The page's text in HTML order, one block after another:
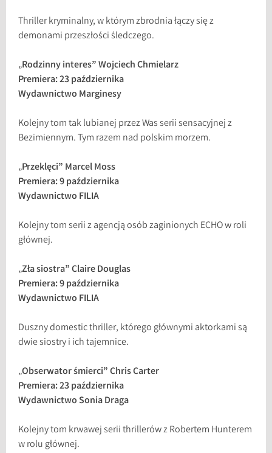
Thriller kryminalny, w którym zbrodnia łączy się z
demonami przeszłości śledczego.
„Rodzinny interes” Wojciech Chmielarz
Premiera: 23 października
Wydawnictwo Marginesy
Kolejny tom tak lubianej przez Was serii sensacyjnej z
Bezimiennym. Tym razem nad polskim morzem.
„Przeklęci” Marcel Moss
Premiera: 9 października
Wydawnictwo FILIA
Kolejny tom serii z agencją osób zaginionych ECHO w roli
głównej.
„Zła siostra” Claire Douglas
Premiera: 9 października
Wydawnictwo FILIA
Duszny domestic thriller, którego głównymi aktorkami są
dwie siostry i ich tajemnice.
„Obserwator śmierci” Chris Carter
Premiera: 23 października
Wydawnictwo Sonia Draga
Kolejny tom krwawej serii thrillerów z Robertem Hunterem
w rolu głównej.